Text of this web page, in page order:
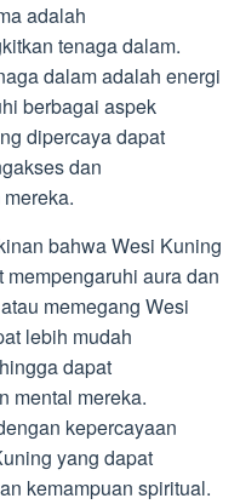
adalah
tenaga dalam.
dalam adalah energi
berbagai aspek
dipercaya dapat
dan
bahwa Wesi Kuning
aura dan
memegang Wesi
lebih mudah
dapat
mental mereka.
kepercayaan
yang dapat
kemampuan spiritual.